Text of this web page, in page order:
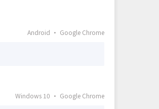
Android · Google Chrome
Windows 10 · Google Chrome